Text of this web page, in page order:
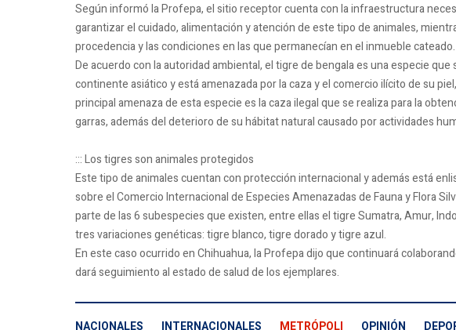
Según informó la Profepa, el sitio receptor cuenta con la infraestructura
garantizar el cuidado, alimentación y atención de este tipo de animales,
procedencia y las condiciones en las que permanecían en el inmueble cateado.
De acuerdo con la autoridad ambiental, el tigre de bengala es una especie
continente asiático y está amenazada por la caza y el comercio ilícito de su
principal amenaza de esta especie es la caza ilegal que se realiza para la
garras, además del deterioro de su hábitat natural causado por actividades
::: Los tigres son animales protegidos
Este tipo de animales cuentan con protección internacional y además está
sobre el Comercio Internacional de Especies Amenazadas de Fauna y Flora
parte de las 6 subespecies que existen, entre ellas el tigre Sumatra, Amur,
tres variaciones genéticas: tigre blanco, tigre dorado y tigre azul.
En este caso ocurrido en Chihuahua, la Profepa dijo que continuará
dará seguimiento al estado de salud de los ejemplares.
NACIONALES INTERNACIONALES METRÓPOLI OPINIÓN